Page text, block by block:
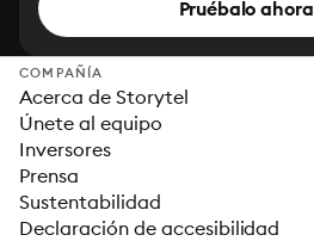
Pruébalo ahora
COMPAÑÍA
Acerca de Storytel
Únete al equipo
Inversores
Prensa
Sustentabilidad
Declaración de accesibilidad